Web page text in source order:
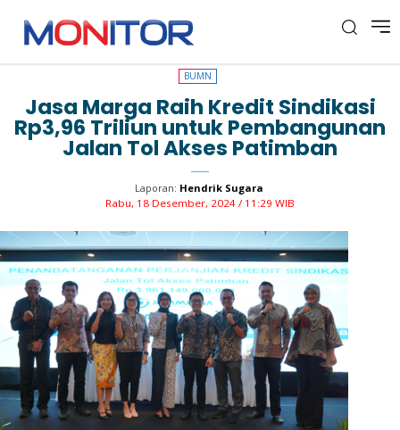
BUMN
BUMN
Jasa Marga Raih Kredit Sindikasi
Rp3,96 Triliun untuk Pembangunan
Jalan Tol Akses Patimban
Laporan: Hendrik Sugara
Rabu, 18 Desember, 2024 / 11:29 WIB